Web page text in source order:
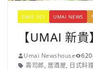
SAKE 101 UMAI NEWS
【UMAI 新
Umai Newshouse
壽司郎, 居酒屋, 日式料理